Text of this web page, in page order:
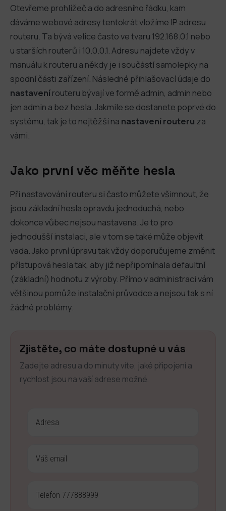
Otevřeme prohlížeč a do adresního řádku, kam
dáváme webové adresy tentokrát vložíme IP adresu
routeru. Ta bývá velice často ve tvaru 192.168.0.1 nebo
u starších routerů i 10.0.0.1. Adresu najdete vždy v
manuálu k routeru a někdy je i součástí samolepky na
spodní části zařízení. Následné přihlašovací údaje do
nastavenírouteru bývají ve formě admin, admin nebo
jen admin a bez hesla. Jakmile se dostanete poprvé do
systému, tak je to nejtěžší na nastavení routeru za
vámi.
Jako první věc měňte hesla
Při nastavování routeru si často můžete všimnout, že
jsou základní hesla opravdu jednoduchá, nebo
dokonce vůbec nejsou nastavena. Je to pro
jednodušší instalaci, ale v tom se také může objevit
vada. Jako první úpravu tak vždy doporučujeme změnit
přístupová hesla tak, aby již nepřipomínala defaultní
(základní) hodnotu z výroby. Přímo v administraci vám
většinou pomůže instalační průvodce a nejsou tak s ní
žádné problémy.
Zjistěte, co máte dostupné u vás
Zadejte adresu a do minuty víte, jaké připojení a
rychlost jsou na vaší adrese možné.